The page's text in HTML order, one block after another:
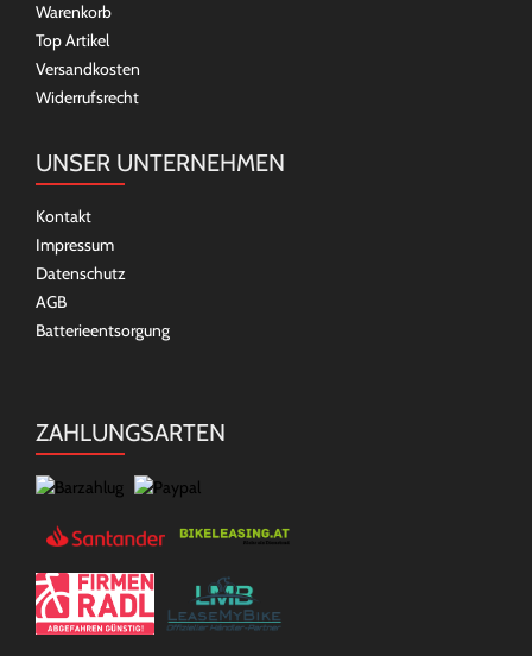
Warenkorb
Top Artikel
Versandkosten
Widerrufsrecht
UNSER UNTERNEHMEN
Kontakt
Impressum
Datenschutz
AGB
Batterieentsorgung
ZAHLUNGSARTEN